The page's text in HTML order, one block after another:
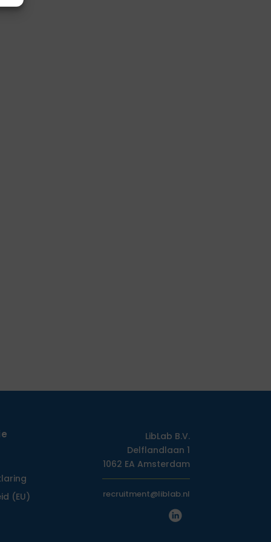
(EU)
LibLab B.V.
Delflandlaan 1
1062 EA Amsterdam
recruitment@liblab.nl